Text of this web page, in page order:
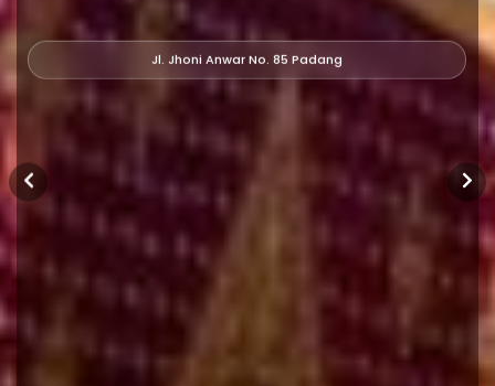
Jl. Jhoni Anwar No. 85 Padang